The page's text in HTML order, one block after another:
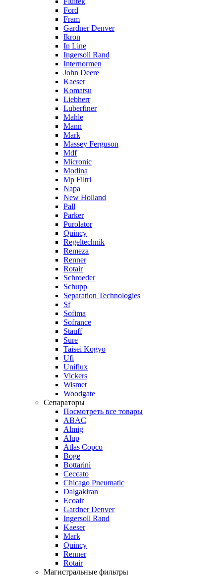
Ford
Fram
Gardner Denver
Ikron
In Line
Ingersoll Rand
Internormen
John Deere
Kaeser
Komatsu
Liebherr
Luberfiner
Mahle
Mann
Mark
Massey Ferguson
Mdf
Micronic
Modina
Mp Filtri
Napa
New Holland
Pall
Parker
Purolator
Quincy
Regeltechnik
Remeza
Renner
Rotair
Schroeder
Schupp
Separation Technologies
Sf
Sofima
Sofrance
Stauff
Sure
Taisei Kogyo
Ufi
Uniflux
Vickers
Wismet
Woodgate
Сепараторы
Посмотреть все товары
ABAC
Almig
Alup
Atlas Copco
Boge
Bottarini
Ceccato
Chicago Pneumatic
Dalgakiran
Ecoair
Gardner Denver
Ingersoll Rand
Kaeser
Mark
Quincy
Renner
Rotair
Магистральные фильтры